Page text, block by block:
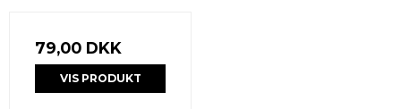
79,00 DKK
VIS PRODUKT